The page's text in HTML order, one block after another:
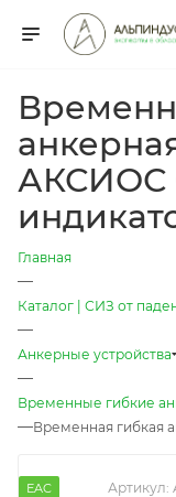
АКСИОС
Главная
—
Каталог | СИЗ от
—
Анкерные устройства
—
Временные гибкие
—Временная гибкая
EAC Артикул: